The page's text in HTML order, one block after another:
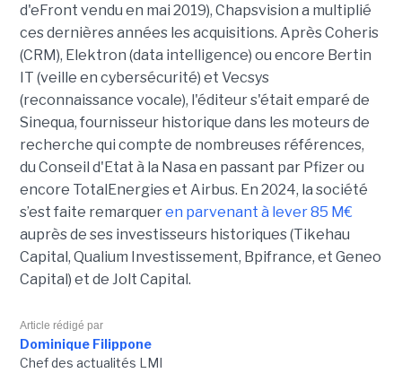
d'eFront vendu en mai 2019), Chapsvision a multiplié
ces dernières années les acquisitions. Après Coheris
(CRM), Elektron (data intelligence) ou encore Bertin
IT (veille en cybersécurité) et Vecsys
(reconnaissance vocale), l'éditeur s'était emparé de
Sinequa, fournisseur historique dans les moteurs de
recherche qui compte de nombreuses références,
du Conseil d'Etat à la Nasa en passant par Pfizer ou
encore TotalEnergies et Airbus. En 2024, la société
s’est faite remarqueren parvenant à lever 85 M€
auprès de ses investisseurs historiques (Tikehau
Capital, Qualium Investissement, Bpifrance, et Geneo
Capital) et de Jolt Capital.
Article rédigé par
Dominique Filippone
Chef des actualités LMI